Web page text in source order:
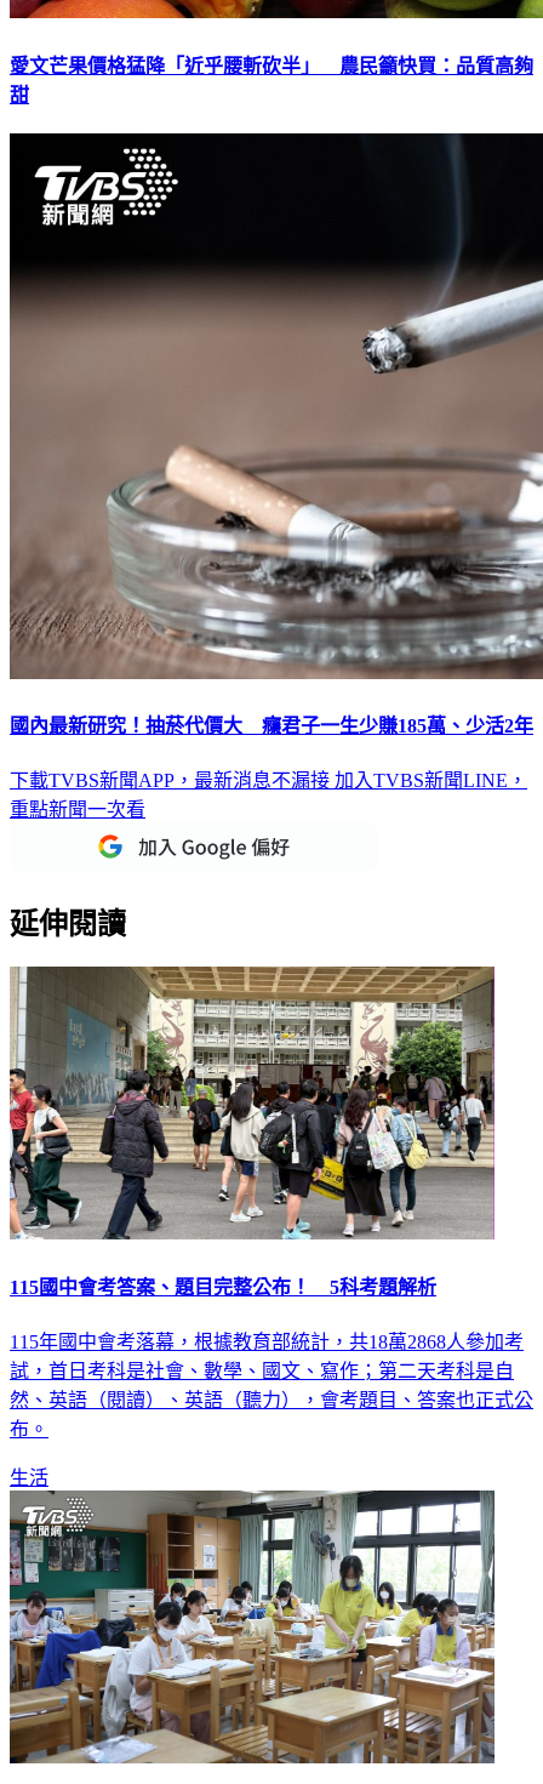
愛文芒果價格猛降「近乎腰斬砍半」 農民籲快買：品質高夠
甜
國內最新研究！抽菸代價大 癮君子一生少賺185萬、少活2年
下載TVBS新聞APP，最新消息不漏接 加入TVBS新聞LINE，
重點新聞一次看
延伸閱讀
115國中會考答案、題目完整公布！ 5科考題解析
115年國中會考落幕，根據教育部統計，共18萬2868人參加考
試，首日考科是社會、數學、國文、寫作；第二天考科是自
然、英語（閱讀）、英語（聽力），會考題目、答案也正式公
布。
生活